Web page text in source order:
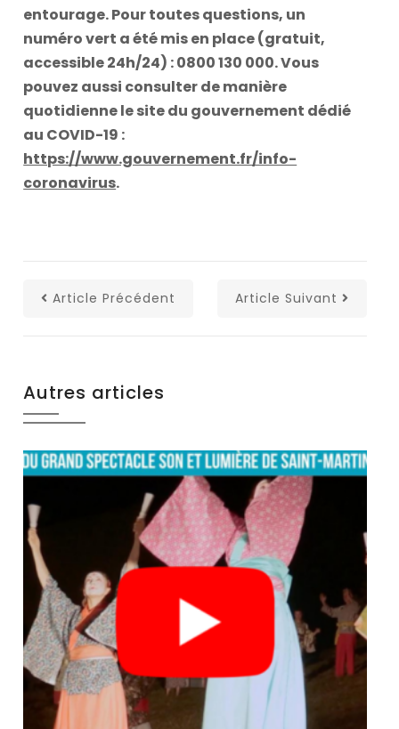
entourage. Pour toutes questions, un
numéro vert a été mis en place (gratuit,
accessible 24h/24) : 0800 130 000. Vous
pouvez aussi consulter de manière
quotidienne le site du gouvernement dédié
au COVID-19 :
https://www.gouvernement.fr/info-
coronavirus.
Article Précédent Article Suivant
Autres articles